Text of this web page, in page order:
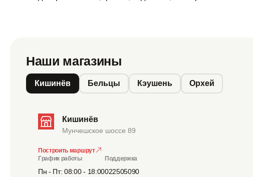
Наши магазины
Кишинёв Бельцы Кэушень Орхей
Кишинёв
Мунчешское шоссе 89
Построить маршрут
График работы
Пн - Пт: 08:00 - 18:00
Поддержка
022505090